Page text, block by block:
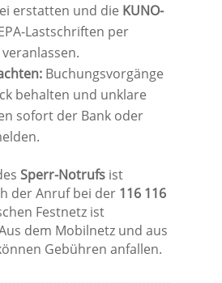
erstatten und die KUNO-
Lastschriften per
Buchungsvorgänge
behalten und unklare
sofort der Bank oder
Sperr-Notrufsist
der Anruf bei der 116 116
Festnetz ist
dem Mobilnetz und aus
Gebühren anfallen.